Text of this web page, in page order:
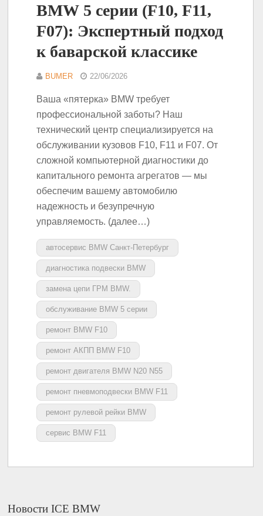
BMW 5 серии (F10, F11,
F07): Экспертный подход
к баварской классике
BUMER 22/06/2026
Ваша «пятерка» BMW требует
профессиональной заботы? Наш
технический центр специализируется на
обслуживании кузовов F10, F11 и F07. От
сложной компьютерной диагностики до
капитального ремонта агрегатов — мы
обеспечим вашему автомобилю
надежность и безупречную
управляемость. (далее…)
автосервис BMW Санкт-Петербург
диагностика подвески BMW
замена цепи ГРМ BMW.
обслуживание BMW 5 серии
ремонт BMW F10
ремонт АКПП BMW F10
ремонт двигателя BMW N20 N55
ремонт пневмоподвески BMW F11
ремонт рулевой рейки BMW
сервис BMW F11
Новости ICE BMW